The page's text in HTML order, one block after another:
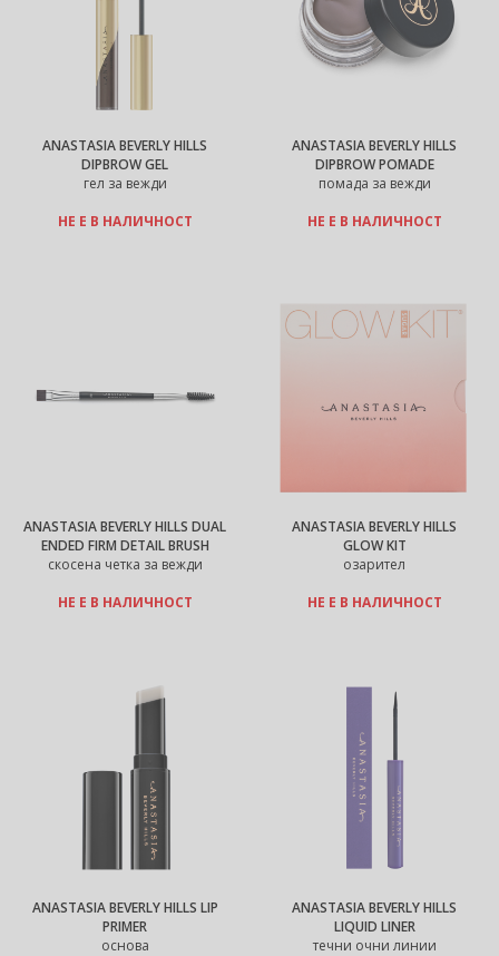
ANASTASIA BEVERLY HILLS
DIPBROW GEL
гел за вежди
НЕ Е В НАЛИЧНОСТ
ANASTASIA BEVERLY HILLS
DIPBROW POMADE
помада за вежди
НЕ Е В НАЛИЧНОСТ
ANASTASIA BEVERLY HILLS DUAL
ENDED FIRM DETAIL BRUSH
скосена четка за вежди
НЕ Е В НАЛИЧНОСТ
ANASTASIA BEVERLY HILLS
GLOW KIT
озарител
НЕ Е В НАЛИЧНОСТ
ANASTASIA BEVERLY HILLS LIP
PRIMER
основа
ANASTASIA BEVERLY HILLS
LIQUID LINER
течни очни линии